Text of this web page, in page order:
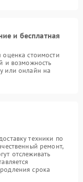
и бесплатная
оценка стоимости
и возможность
или онлайн на
техники по
ремонт,
отслеживать
срока